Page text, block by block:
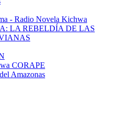
- Radio Novela Kichwa
LA REBELDÍA DE LAS
CORAPE
Amazonas